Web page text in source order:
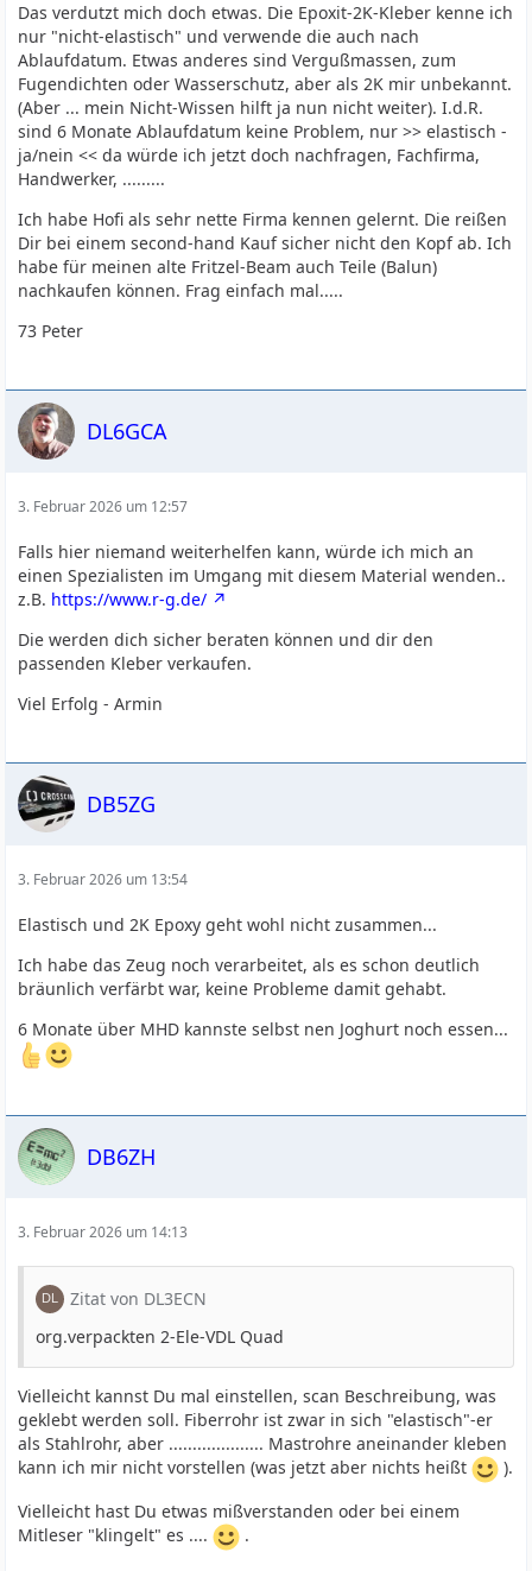
Das verdutzt mich doch etwas. Die Epoxit-2K-Kleber kenne ich
nur "nicht-elastisch" und verwende die auch nach
Ablaufdatum. Etwas anderes sind Vergußmassen, zum
Fugendichten oder Wasserschutz, aber als 2K mir unbekannt.
(Aber ... mein Nicht-Wissen hilft ja nun nicht weiter). I.d.R.
sind 6 Monate Ablaufdatum keine Problem, nur >> elastisch -
ja/nein << da würde ich jetzt doch nachfragen, Fachfirma,
Handwerker, .........
Ich habe Hofi als sehr nette Firma kennen gelernt. Die reißen
Dir bei einem second-hand Kauf sicher nicht den Kopf ab. Ich
habe für meinen alte Fritzel-Beam auch Teile (Balun)
nachkaufen können. Frag einfach mal.....
73 Peter
DL6GCA
3. Februar 2026 um 12:57
Falls hier niemand weiterhelfen kann, würde ich mich an
einen Spezialisten im Umgang mit diesem Material wenden..
z.B. https://www.r-g.de/
Die werden dich sicher beraten können und dir den
passenden Kleber verkaufen.
Viel Erfolg - Armin
DB5ZG
3. Februar 2026 um 13:54
Elastisch und 2K Epoxy geht wohl nicht zusammen...
Ich habe das Zeug noch verarbeitet, als es schon deutlich
bräunlich verfärbt war, keine Probleme damit gehabt.
6 Monate über MHD kannste selbst nen Joghurt noch essen...
DB6ZH
3. Februar 2026 um 14:13
Zitat von DL3ECN
org.verpackten 2-Ele-VDL Quad
Vielleicht kannst Du mal einstellen, scan Beschreibung, was
geklebt werden soll. Fiberrohr ist zwar in sich "elastisch"-er
als Stahlrohr, aber .................... Mastrohre aneinander kleben
kann ich mir nicht vorstellen (was jetzt aber nichts heißt
).
Vielleicht hast Du etwas mißverstanden oder bei einem
Mitleser "klingelt" es ....
.